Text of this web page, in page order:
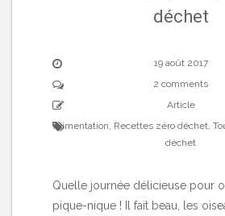
déchet
19 août 2017
2 comments
Article
Alimentation, Recettes zéro déchet,
déchet
Quelle journée délicieuse pour
pique-nique ! Il fait beau, les